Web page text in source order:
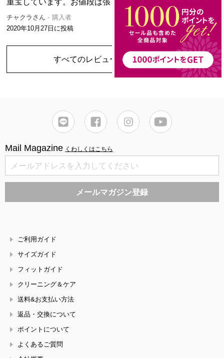
重宝しています。お値段は張りますが．．．
チャクラさん
購入者
2020年10月27日 に投稿
すべてのレビューを見る（1件）
Mail Magazine くわしくはこちら
ご利用ガイド
サイズガイド
フィットガイド
クリーニング＆ケア
送料&お支払い方法
返品・交換について
ポイントについて
よくあるご質問